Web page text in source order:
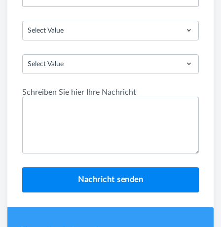
Select Value
Select Value
Schreiben Sie hier Ihre Nachricht
Nachricht senden